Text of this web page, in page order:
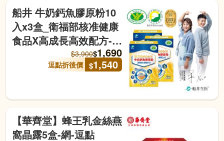
船井 牛奶鈣魚膠原粉10
入x3盒_衛福部核准健康
食品X高成長高效配方-逗
$3,900$1,690
逗點折後價 $1,540
【華齊堂】蜂王乳金絲燕
窩晶露5盒-網-逗點